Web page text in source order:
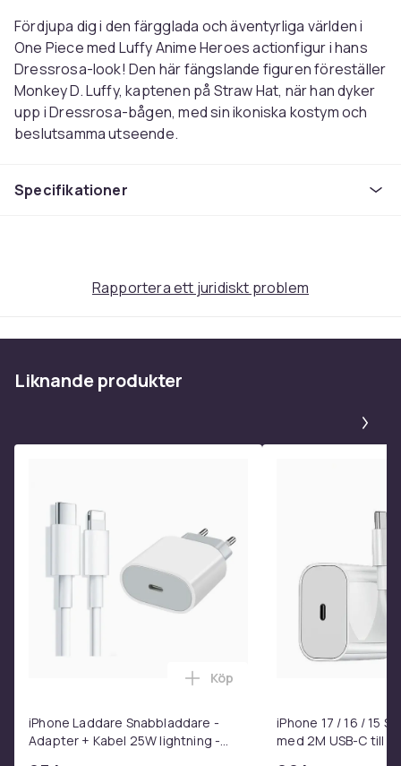
Fördjupa dig i den färgglada och äventyrliga världen i
One Piece med Luffy Anime Heroes actionfigur i hans
Dressrosa-look! Den här fängslande figuren föreställer
Monkey D. Luffy, kaptenen på Straw Hat, när han dyker
upp i Dressrosa-bågen, med sin ikoniska kostym och
beslutsamma utseende.
Multifärg
4d5d86e6-a6d2-55b3-a1c5-d620e3a86af2
Specifikationer
Rapportera ett juridiskt problem
Liknande produkter
iPhone Laddare Snabbladdare -
Adapter + Kabel 25W lightning -
Lägg till iPhone Laddare
Köp
iPhone 17 / 16 / 15
med 2M USB-C till